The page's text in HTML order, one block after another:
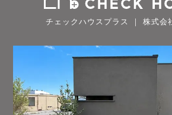
チェックハウスプラス ｜ 株式会